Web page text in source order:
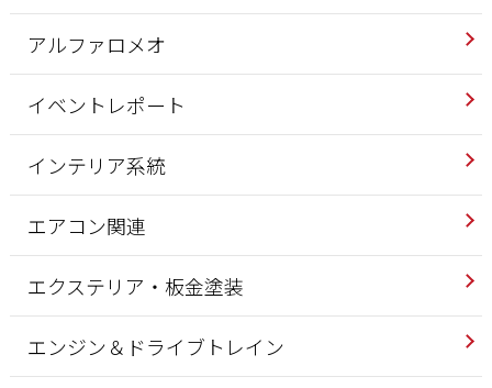
アルファロメオ
イベントレポート
インテリア系統
エアコン関連
エクステリア・板金塗装
エンジン＆ドライブトレイン